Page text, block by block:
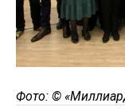
Фото: ©